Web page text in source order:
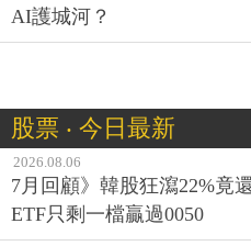
AI護城河？
股票 ‧ 今日最新
2026.08.06
7月回顧》韓股狂瀉22%竟
ETF只剩一檔贏過0050